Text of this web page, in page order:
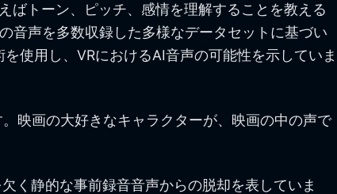
ばトーン、ピッチ、感情を理解することを教える
音声を多数収録した多様なデータセットに基づい
使用し、VRにおけるAI音声の可能性を示していま
映画の大好きなキャラクターが、映画の中の声で
く静的な事前録音音声からの脱却を表していま